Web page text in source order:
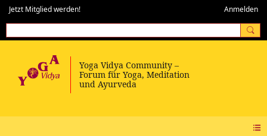
Jetzt Mitglied werden! Anmelden